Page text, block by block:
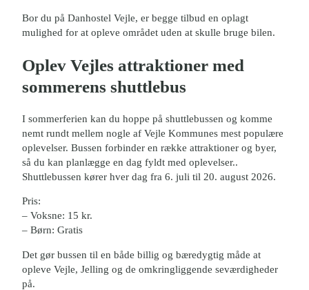
Bor du på Danhostel Vejle, er begge tilbud en oplagt
mulighed for at opleve området uden at skulle bruge bilen.
Oplev Vejles attraktioner med
sommerens shuttlebus
I sommerferien kan du hoppe på shuttlebussen og komme
nemt rundt mellem nogle af Vejle Kommunes mest populære
oplevelser. Bussen forbinder en række attraktioner og byer,
så du kan planlægge en dag fyldt med oplevelser..
Shuttlebussen kører hver dag fra 6. juli til 20. august 2026.
Pris:
– Voksne: 15 kr.
– Børn: Gratis
Det gør bussen til en både billig og bæredygtig måde at
opleve Vejle, Jelling og de omkringliggende seværdigheder
på.